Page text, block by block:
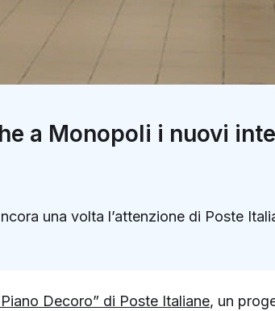
a Monopoli i nuovi
una volta l’attenzione di Poste
Decoro” di Poste Italiane, un